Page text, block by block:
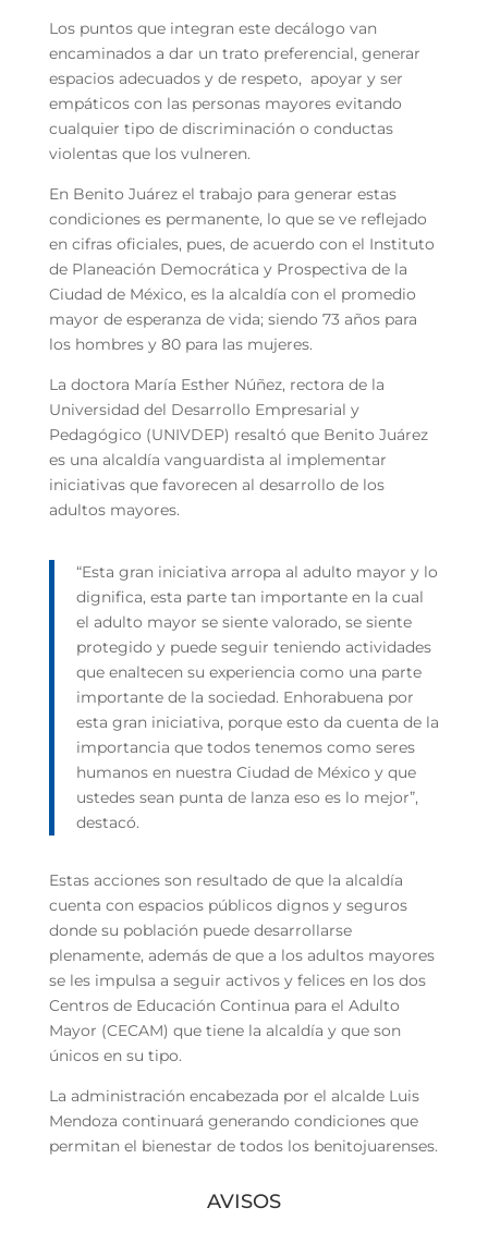
Los puntos que integran este decálogo van
encaminados a dar un trato preferencial, generar
espacios adecuados y de respeto, apoyar y ser
empáticos con las personas mayores evitando
cualquier tipo de discriminación o conductas
violentas que los vulneren.
En Benito Juárez el trabajo para generar estas
condiciones es permanente, lo que se ve reflejado
en cifras oficiales, pues, de acuerdo con el Instituto
de Planeación Democrática y Prospectiva de la
Ciudad de México, es la alcaldía con el promedio
mayor de esperanza de vida; siendo 73 años para
los hombres y 80 para las mujeres.
La doctora María Esther Núñez, rectora de la
Universidad del Desarrollo Empresarial y
Pedagógico (UNIVDEP) resaltó que Benito Juárez
es una alcaldía vanguardista al implementar
iniciativas que favorecen al desarrollo de los
adultos mayores.
“Esta gran iniciativa arropa al adulto mayor y lo
dignifica, esta parte tan importante en la cual
el adulto mayor se siente valorado, se siente
protegido y puede seguir teniendo actividades
que enaltecen su experiencia como una parte
importante de la sociedad. Enhorabuena por
esta gran iniciativa, porque esto da cuenta de la
importancia que todos tenemos como seres
humanos en nuestra Ciudad de México y que
ustedes sean punta de lanza eso es lo mejor”,
destacó.
Estas acciones son resultado de que la alcaldía
cuenta con espacios públicos dignos y seguros
donde su población puede desarrollarse
plenamente, además de que a los adultos mayores
se les impulsa a seguir activos y felices en los dos
Centros de Educación Continua para el Adulto
Mayor (CECAM) que tiene la alcaldía y que son
únicos en su tipo.
La administración encabezada por el alcalde Luis
Mendoza continuará generando condiciones que
permitan el bienestar de todos los benitojuarenses.
AVISOS